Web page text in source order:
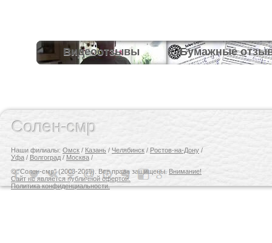
Видеоотзывы Бумажные
Солен-смр
Наши филиалы: Омск / Казань / Челябинск / Ростов-на-Дону /
Уфа / Волгоград / Москва /
© "Солен-смр" (2003-2015). Все права защищены. Внимание!
Сайт не является публичной офертой.
Политика конфиденциальности.